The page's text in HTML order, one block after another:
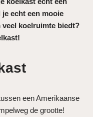
echt een mooie
veel koelruimte biedt?
een Amerikaanse
de grootte!